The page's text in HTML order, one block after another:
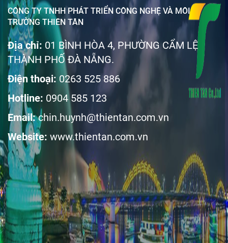
CÔNG TY TNHH PHÁT TRIỂN CÔNG NGHỆ VÀ MÔI
TRƯỜNG THIÊN TÂN
Địa chỉ: 01 BÌNH HÒA 4, PHƯỜNG CẨM LỆ
THÀNH PHỐ ĐÀ NẴNG.
Điện thoại: 0263 525 886
Hotline: 0904 585 123
Email: chin.huynh@thientan.com.vn
Website: www.thientan.com.vn